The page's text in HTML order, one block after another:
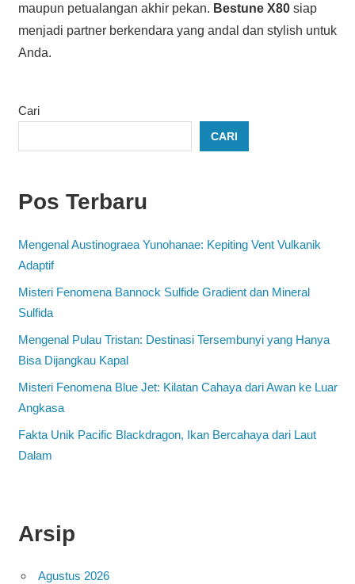
maupun petualangan akhir pekan. Bestune X80siap
menjadi partner berkendara yang andal dan stylish untuk
Anda.
Cari
CARI
Pos Terbaru
Mengenal Austinograea Yunohanae: Kepiting Vent Vulkanik
Adaptif
Misteri Fenomena Bannock Sulfide Gradient dan Mineral
Sulfida
Mengenal Pulau Tristan: Destinasi Tersembunyi yang Hanya
Bisa Dijangkau Kapal
Misteri Fenomena Blue Jet: Kilatan Cahaya dari Awan ke Luar
Angkasa
Fakta Unik Pacific Blackdragon, Ikan Bercahaya dari Laut
Dalam
Arsip
Agustus 2026